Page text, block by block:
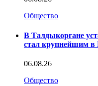
Общество
В Талдыкоргане
стал крупнейшим в
06.08.26
Общество